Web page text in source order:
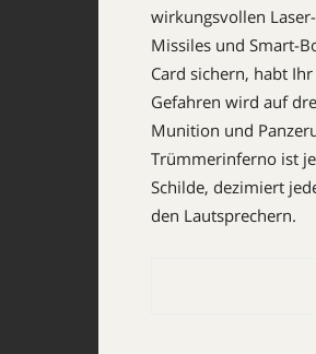
wirkungsvollen
Missiles und Smart-
Card sichern, habt
Gefahren wird auf
Munition und
Trümmerinferno ist
Schilde, dezimiert
den Lautsprechern.